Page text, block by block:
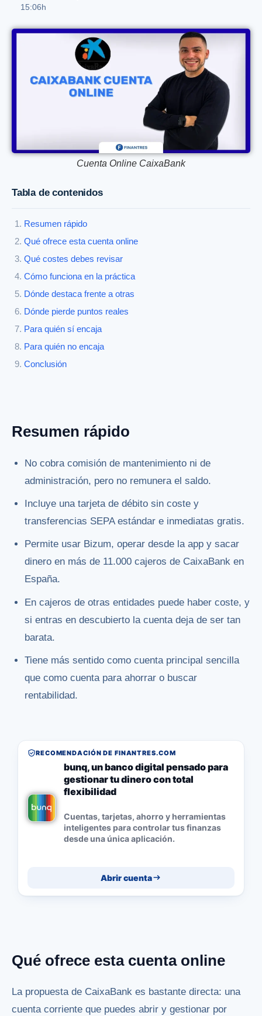
15:06h
Cuenta Online CaixaBank
Tabla de contenidos
Resumen rápido
Qué ofrece esta cuenta online
Qué costes debes revisar
Cómo funciona en la práctica
Dónde destaca frente a otras
Dónde pierde puntos reales
Para quién sí encaja
Para quién no encaja
Conclusión
Resumen rápido
No cobra comisión de mantenimiento ni de
administración, pero no remunera el saldo.
Incluye una tarjeta de débito sin coste y
transferencias SEPA estándar e inmediatas gratis.
Permite usar Bizum, operar desde la app y sacar
dinero en más de 11.000 cajeros de CaixaBank en
España.
En cajeros de otras entidades puede haber coste, y
si entras en descubierto la cuenta deja de ser tan
barata.
Tiene más sentido como cuenta principal sencilla
que como cuenta para ahorrar o buscar
rentabilidad.
RECOMENDACIÓN DE FINANTRES.COM
bunq, un banco digital pensado para
gestionar tu dinero con total
flexibilidad
Cuentas, tarjetas, ahorro y herramientas
inteligentes para controlar tus finanzas
desde una única aplicación.
Abrir cuenta
Qué ofrece esta cuenta online
La propuesta de CaixaBank es bastante directa: una
cuenta corriente que puedes abrir y gestionar por